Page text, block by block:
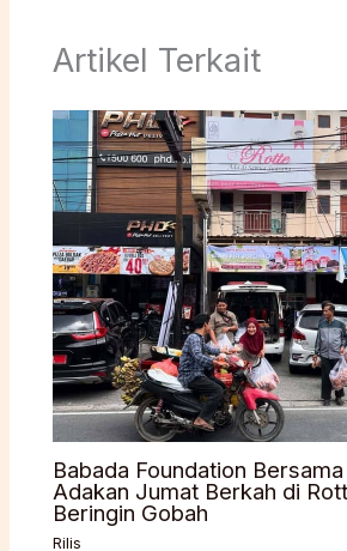
Artikel Terkait
Babada Foundation
Adakan Jumat Berkah di
Beringin Gobah
Rilis